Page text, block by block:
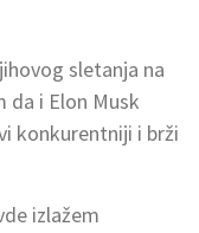
sletanja na
da i Elon Musk
konkurentniji i brži
izlažem